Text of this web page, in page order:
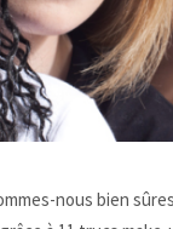
nous bien